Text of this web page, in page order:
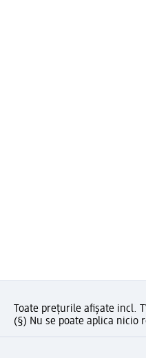
Toate prețurile afișate incl.
(§) Nu se poate aplica nicio